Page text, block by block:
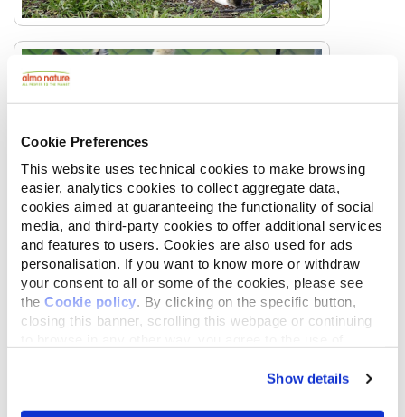
Cookie Preferences
This website uses technical cookies to make browsing
easier, analytics cookies to collect aggregate data,
cookies aimed at guaranteeing the functionality of social
media, and third-party cookies to offer additional services
and features to users. Cookies are also used for ads
personalisation. If you want to know more or withdraw
your consent to all or some of the cookies, please see
the Cookie policy. By clicking on the specific button,
closing this banner, scrolling this webpage or continuing
Show details